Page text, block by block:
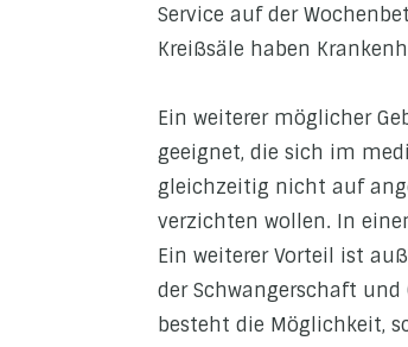
Service auf der
Kreißsäle haben
Ein weiterer möglicher
geeignet, die sich im
gleichzeitig nicht auf
verzichten wollen. In
Ein weiterer Vorteil ist
der Schwangerschaft
besteht die Möglichkeit,